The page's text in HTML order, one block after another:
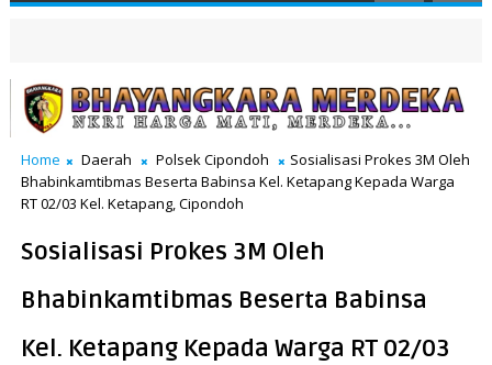
Home Daerah Polsek Cipondoh
Sosialisasi Prokes 3M Oleh
Bhabinkamtibmas Beserta Babinsa Kel. Ketapang Kepada Warga
RT 02/03 Kel. Ketapang, Cipondoh
Sosialisasi Prokes 3M Oleh
Bhabinkamtibmas Beserta Babinsa
Kel. Ketapang Kepada Warga RT 02/03